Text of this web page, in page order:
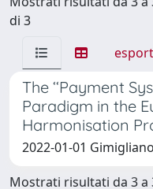
di 3
The ‘‘Payment
Paradigm in the
Harmonisation
2022-01-01
Mostrati risultati da 3 a